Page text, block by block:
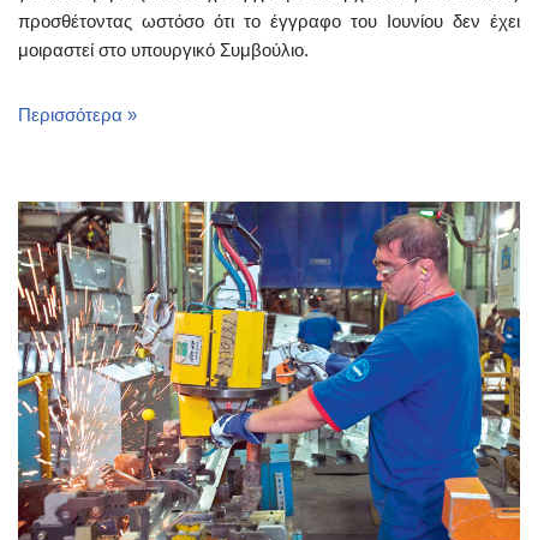
προσθέτοντας ωστόσο ότι το έγγραφο του Ιουνίου δεν έχει
μοιραστεί στο υπουργικό Συμβούλιο.
Περισσότερα »